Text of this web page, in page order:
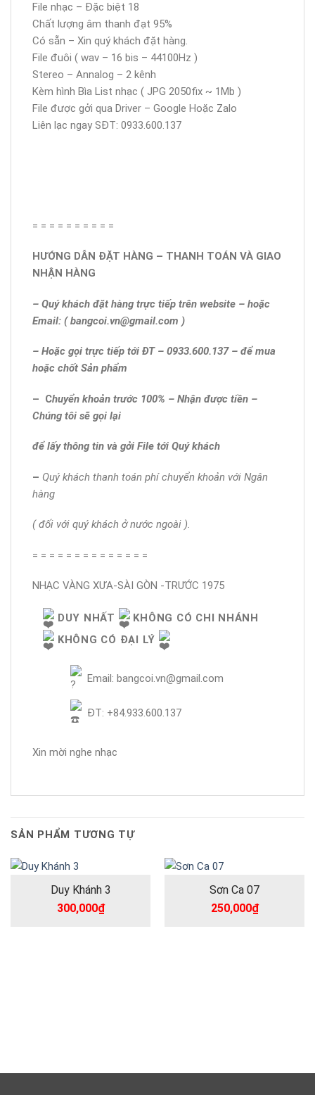
File nhạc – Đặc biệt 18
Chất lượng âm thanh đạt 95%
Có sẵn – Xin quý khách đặt hàng.
File đuôi ( wav – 16 bis – 44100Hz )
Stereo – Annalog – 2 kênh
Kèm hình Bìa List nhạc ( JPG 2050fix ~ 1Mb )
File được gởi qua Driver – Google Hoặc Zalo
Liên lạc ngay SĐT: 0933.600.137
= = = = = = = = = =
HƯỚNG DẪN ĐẶT HÀNG – THANH TOÁN VÀ GIAO
NHẬN HÀNG
– Quý khách đặt hàng trực tiếp trên website – hoặc
Email: ( bangcoi.vn@gmail.com )
– Hoặc gọi trực tiếp tới ĐT – 0933.600.137 – để mua
hoặc chốt Sản phẩm
– Chuyển khoản trước 100% – Nhận được tiền –
Chúng tôi sẽ gọi lại
để lấy thông tin và gởi File tới Quý khách
– Quý khách thanh toán phí chuyển khoản với Ngân
hàng
( đối với quý khách ở nước ngoài ).
= = = = = = = = = = = = = =
NHẠC VÀNG XƯA-SÀI GÒN -TRƯỚC 1975
DUY NHẤT
KHÔNG CÓ CHI NHÁNH
KHÔNG CÓ ĐẠI LÝ
Email: bangcoi.vn@gmail.com
ĐT: +84.933.600.137
Xin mời nghe nhạc
SẢN PHẨM TƯƠNG TỰ
Duy Khánh 3
300,000₫
Sơn Ca 07
250,000₫